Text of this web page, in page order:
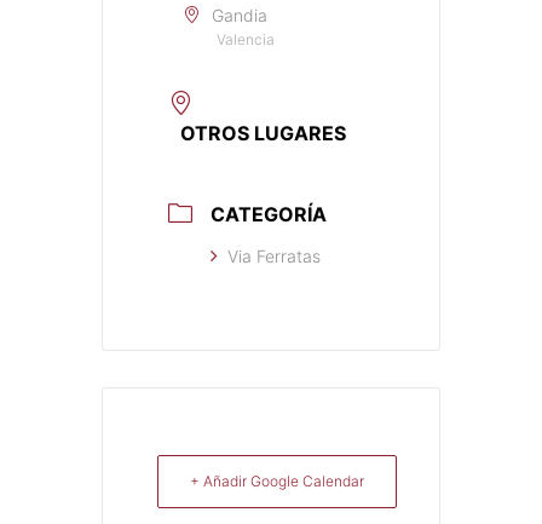
Gandia
Valencia
OTROS LUGARES
CATEGORÍA
Via Ferratas
+ Añadir Google Calendar